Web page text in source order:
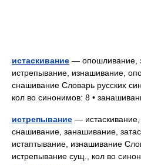
истаскивание — опошливание,
истрепывание, изнашивание,
снашивание Словарь русских
кол во синонимов: 8 •
истрепывание — истаскивание,
снашивание, занашивание,
истаптывание, изнашивание
истрепывание сущ., кол во